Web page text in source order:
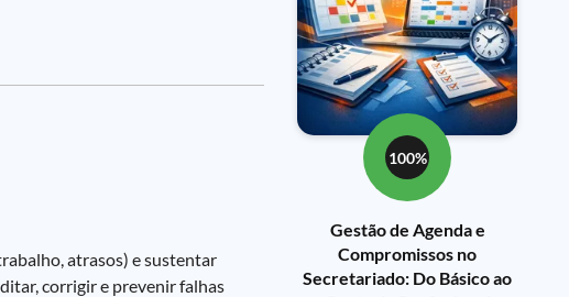
atrasos) e sustentar
corrigir e prevenir falhas
100%
Gestão de Agenda e
Compromissos no
Secretariado: Do Básico ao